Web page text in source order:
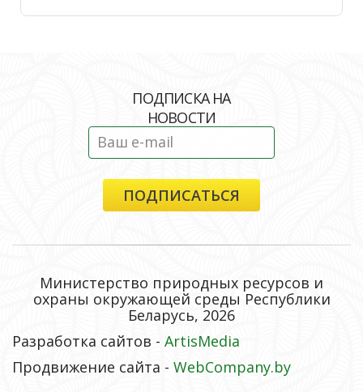
ПОДПИСКА НА
НОВОСТИ
Министерство природных ресурсов и
охраны окружающей среды Республики
Беларусь, 2026
Разработка сайтов - ArtisMedia
Продвижение сайта - WebCompany.by